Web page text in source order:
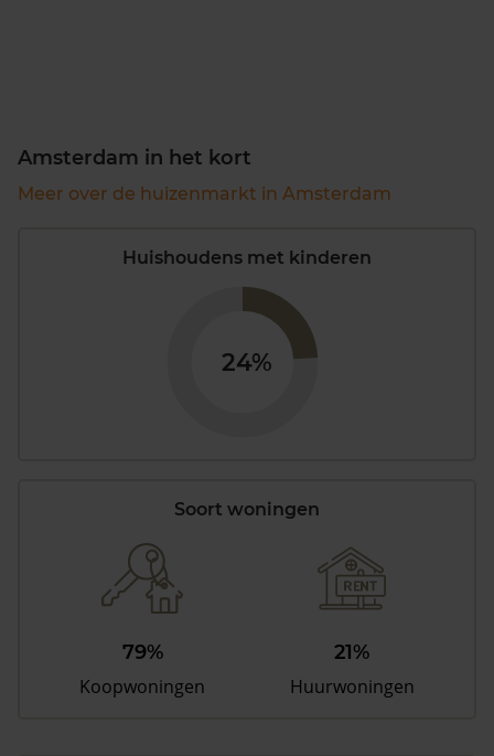
Amsterdam in het kort
Meer over de huizenmarkt in Amsterdam
Huishoudens met kinderen
24%
Soort woningen
79%
Koopwoningen
21%
Huurwoningen